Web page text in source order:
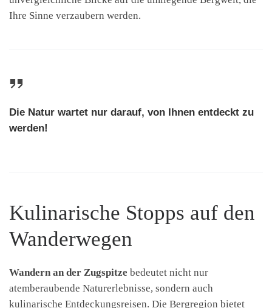
Ihre Sinne verzaubern werden.
Die Natur wartet nur darauf, von Ihnen entdeckt zu
werden!
Kulinarische Stopps auf den
Wanderwegen
Wandern an der Zugspitze bedeutet nicht nur
atemberaubende Naturerlebnisse, sondern auch
kulinarische Entdeckungsreisen. Die Bergregion bietet